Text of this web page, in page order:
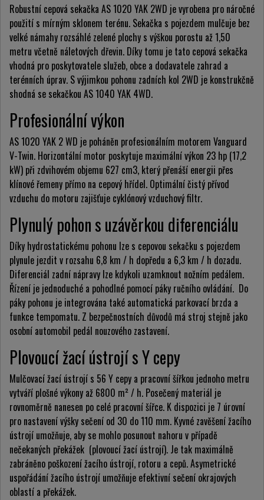
Robustní cepová sekačka AS 1020 YAK 2WD je vyrobena pro náročné
použití s mírným sklonem terénu. Sekačka s pojezdem mulčuje bez
velké námahy rozsáhlé zelené plochy s výškou porostu až 1,50
metru včetně náletových dřevin. Díky tomu je tato cepová sekačka
vhodná pro poskytovatele služeb, obce a dodavatele zahrad a
terénních úprav. S výjimkou pohonu zadních kol 2WD je konstrukčně
shodná se sekačkou AS 1040 YAK 4WD.
Profesionální výkon
AS 1020 YAK 2 WD je poháněn profesionálním motorem Vanguard
V-Twin. Horizontální motor poskytuje maximální výkon 23 hp (17,2
kW) při zdvihovém objemu 627 cm3, který přenáší energii přes
klínové řemeny přímo na cepový hřídel. Optimální čistý přívod
vzduchu do motoru zajišťuje cyklónový vzduchový filtr.
Plynulý pohon s uzávěrkou diferenciálu
Díky hydrostatickému pohonu lze s cepovou sekačku s pojezdem
plynule jezdit v rozsahu 6,8 km / h dopředu a 6,3 km / h dozadu.
Diferenciál zadní nápravy lze kdykoli uzamknout nožním pedálem.
Řízení je jednoduché a pohodlné pomocí páky ručního ovládání. Do
páky pohonu je integrována také automatická parkovací brzda a
funkce tempomatu. Z bezpečnostních důvodů má stroj stejně jako
osobní automobil pedál nouzového zastavení.
Plovoucí žací ústrojí s Y cepy
Mulčovací žací ústrojí s 56 Y cepy a pracovní šířkou jednoho metru
vytváří plošné výkony až 6800 m² / h. Posečený materiál je
rovnoměrně nanesen po celé pracovní šířce. K dispozici je 7 úrovní
pro nastavení výšky sečení od 30 do 110 mm. Kyvné zavěšení žacího
ústrojí umožňuje, aby se mohlo posunout nahoru v případě
nečekaných překážek (plovoucí žací ústrojí). Je tak maximálně
zabráněno poškození žacího ústrojí, rotoru a cepů. Asymetrické
uspořádání žacího ústrojí umožňuje efektivní sečení okrajových
oblastí a překážek.